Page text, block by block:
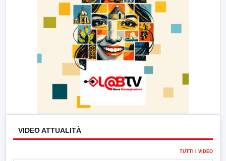
VIDEO ATTUALITÀ
TUTTI I VIDEO